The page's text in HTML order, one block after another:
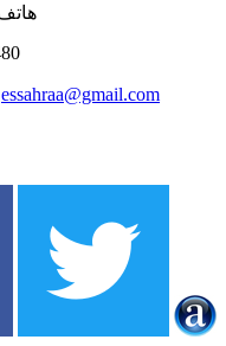
هاتف: 25000622 - 45250731 -
essahraa@gmail.com